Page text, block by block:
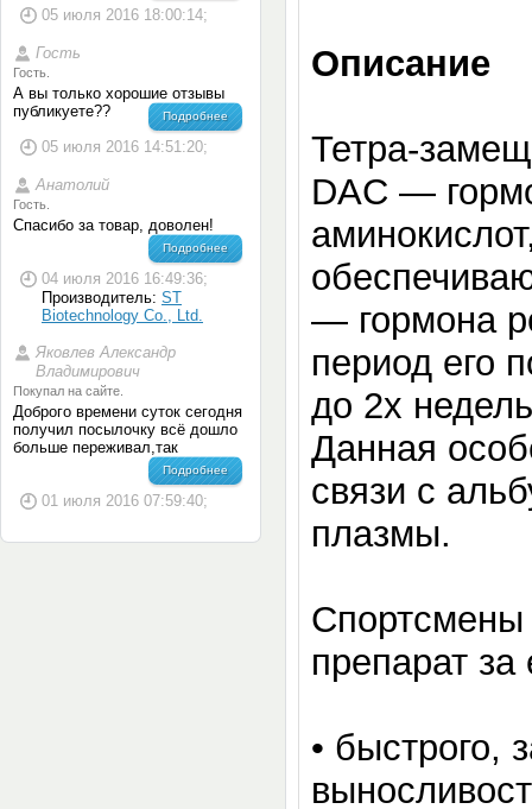
05 июля 2016 18:00:14;
Гость
Гость.
А вы только хорошие отзывы
публикуете??
Подробнее
05 июля 2016 14:51:20;
Анатолий
Гость.
Спасибо за товар, доволен!
Подробнее
04 июля 2016 16:49:36;
Производитель: ST
Biotechnology Co., Ltd.
Яковлев Александр
Владимирович
Покупал на сайте.
Доброго времени суток сегодня
получил посылочку всё дошло
больше переживал,так
Подробнее
01 июля 2016 07:59:40;
Описание
Тетра-
DAC —
— гормона
период его
до 2х
Данная
связи с
плазмы.
Спортсмены
препарат
• быстрого,